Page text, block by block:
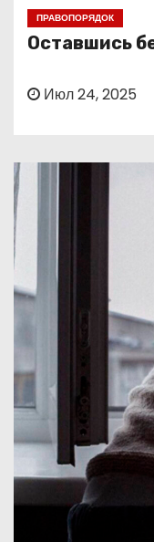
ПРАВОПОРЯДОК
Оставшись
Июл 24, 2025